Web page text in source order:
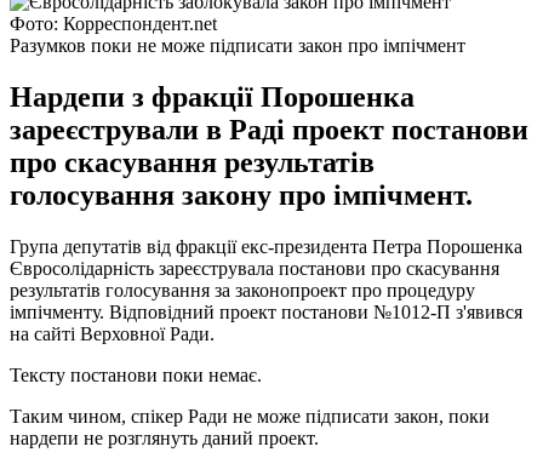
Фото: Корреспондент.net
Разумков поки не може підписати закон про імпічмент
Нардепи з фракції Порошенка
зареєстрували в Раді проект постанови
про скасування результатів
голосування закону про імпічмент.
Група депутатів від фракції екс-президента Петра Порошенка
Євросолідарність зареєструвала постанови про скасування
результатів голосування за законопроект про процедуру
імпічменту. Відповідний проект постанови №1012-П з'явився
на сайті Верховної Ради.
Тексту постанови поки немає.
Таким чином, спікер Ради не може підписати закон, поки
нардепи не розглянуть даний проект.